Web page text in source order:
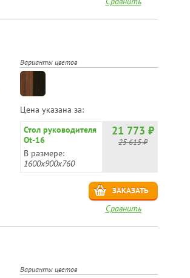
Варианты цветов
Цена указана за:
Стол руководителя
Ot-16
В размере:
1600х900х760
21 773 ₽
25 615 ₽
ЗАКАЗАТЬ
Сравнить
Варианты цветов